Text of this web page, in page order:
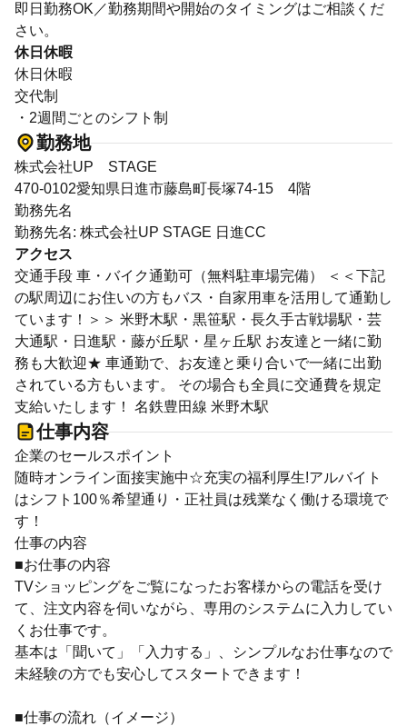
即日勤務OK／勤務期間や開始のタイミングはご相談くだ
さい。
休日休暇
休日休暇
交代制
・2週間ごとのシフト制
勤務地
株式会社UP STAGE
470-0102愛知県日進市藤島町長塚74-15 4階
勤務先名
勤務先名: 株式会社UP STAGE 日進CC
アクセス
交通手段 車・バイク通勤可（無料駐車場完備） ＜＜下記
の駅周辺にお住いの方もバス・自家用車を活用して通勤し
ています！＞＞ 米野木駅・黒笹駅・長久手古戦場駅・芸
大通駅・日進駅・藤が丘駅・星ヶ丘駅 お友達と一緒に勤
務も大歓迎★ 車通勤で、お友達と乗り合いで一緒に出勤
されている方もいます。 その場合も全員に交通費を規定
支給いたします！ 名鉄豊田線 米野木駅
仕事内容
企業のセールスポイント
随時オンライン面接実施中☆充実の福利厚生!アルバイト
はシフト100％希望通り・正社員は残業なく働ける環境で
す！
仕事の内容
■お仕事の内容
TVショッピングをご覧になったお客様からの電話を受け
て、注文内容を伺いながら、専用のシステムに入力してい
くお仕事です。
基本は「聞いて」「入力する」、シンプルなお仕事なので
未経験の方でも安心してスタートできます！
■仕事の流れ（イメージ）